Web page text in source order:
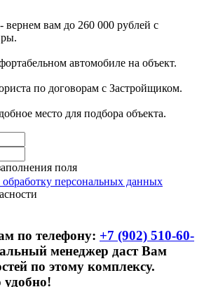
вернем вам до 260 000 рублей с
автомобиле на объект.
по договорам с Застройщиком.
место для подбора объекта.
поля
обработку персональных данных
по телефону: +7 (902) 510-60-
менеджер даст Вам
по этому комплексу.
удобно!